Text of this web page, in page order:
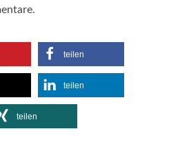
teilen
teilen
teilen